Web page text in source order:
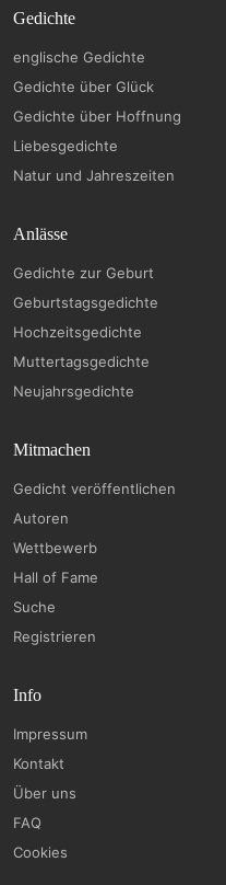
Gedichte
englische Gedichte
Gedichte über Glück
Gedichte über Hoffnung
Liebesgedichte
Natur und Jahreszeiten
Anlässe
Gedichte zur Geburt
Geburtstagsgedichte
Hochzeitsgedichte
Muttertagsgedichte
Neujahrsgedichte
Mitmachen
Gedicht veröffentlichen
Autoren
Wettbewerb
Hall of Fame
Suche
Registrieren
Info
Impressum
Kontakt
Über uns
FAQ
Cookies